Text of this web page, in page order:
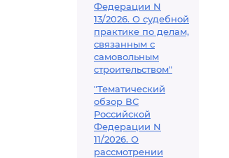
Федерации N
13/2026. О судебной
практике по делам,
связанным с
самовольным
строительством"
"Тематический
обзор ВС
Российской
Федерации N
11/2026. О
рассмотрении